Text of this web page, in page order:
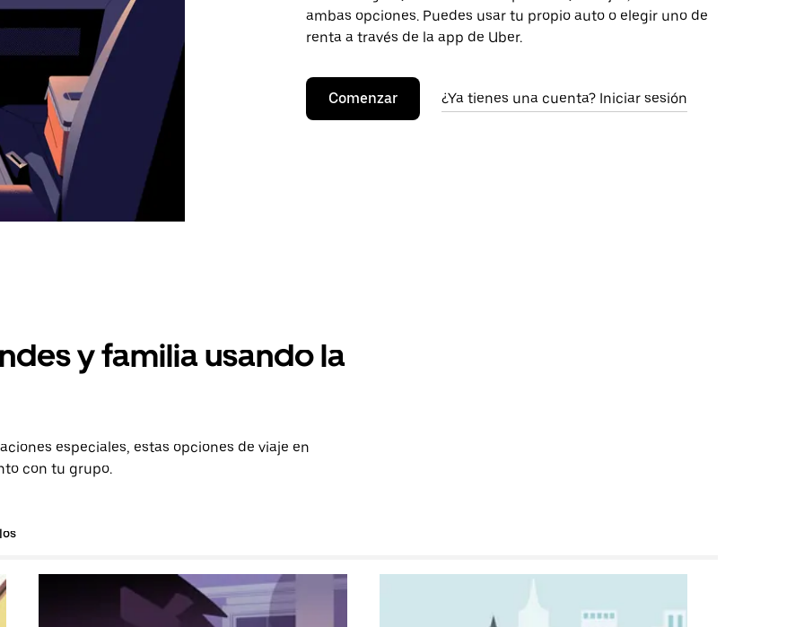
ambas opciones. Puedes usar tu propio auto o elegir uno de
renta a través de la app de Uber.
Comenzar ¿Ya tienes una cuenta? Iniciar sesión
y familia usando la
especiales, estas opciones de viaje en
con tu grupo.